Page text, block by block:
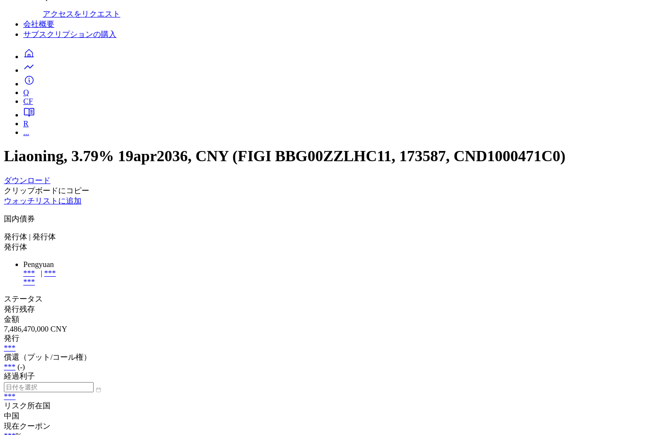
アクセスをリクエスト
会社概要
サブスクリプションの購入
Q
CF
R
...
Liaoning, 3.79% 19apr2036, CNY (FIGI BBG00ZZLHC11, 173587, CND1000471C0)
ダウンロード
クリップボードにコピー
ウォッチリストに追加
国内債券
発行体 | 発行体
発行体
Pengyuan
***
| ***
***
ステータス
発行残存
金額
7,486,470,000 CNY
発行
***
償還（プット/コール権）
*** (-)
経過利子
***
リスク所在国
中国
現在クーポン